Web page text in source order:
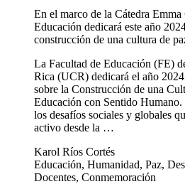
En el marco de la Cátedra
Educación dedicará este año
construcción de una cultura de
La Facultad de Educación (FE)
Rica (UCR) dedicará el año
sobre la Construcción de una
Educación con Sentido Humano.
los desafíos sociales y globales
activo desde la …
Karol Ríos Cortés
Educación, Humanidad, Paz,
Docentes, Conmemoración